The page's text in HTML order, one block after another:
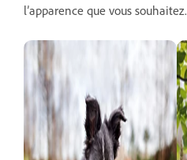
l’apparence que vous souhaitez.